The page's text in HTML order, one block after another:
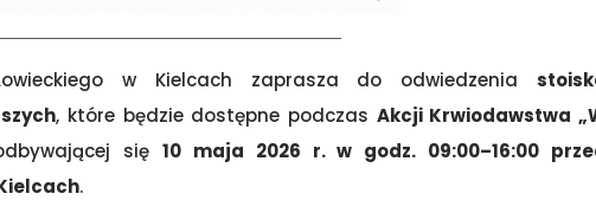
w Kielcach zaprasza do odwiedzenia
, które będzie dostępne podczas Akcji Krwiodawstwa
się 10 maja 2026 r. w godz. 09:00–16:00
.